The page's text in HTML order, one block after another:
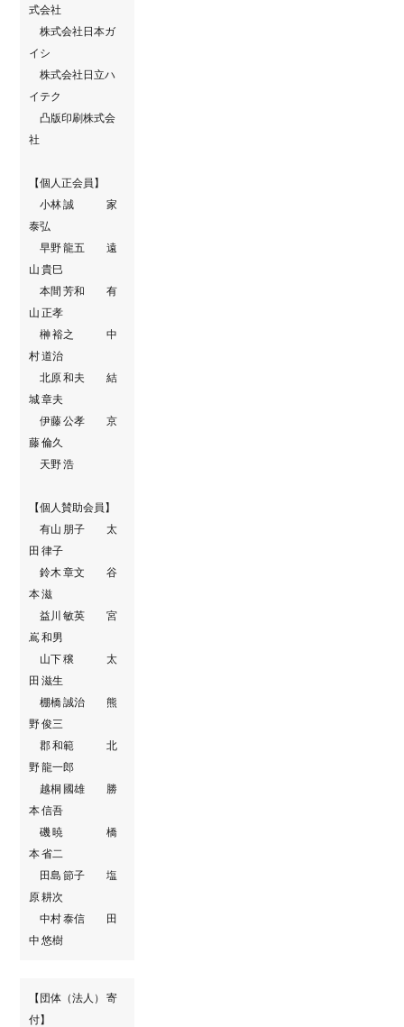
式会社
株式会社日本ガ
イシ
株式会社日立ハ
イテク
凸版印刷株式会
社
【個人正会員】
小林 誠 家
泰弘
早野 龍五 遠
山 貴巳
本間 芳和 有
山 正孝
榊 裕之 中
村 道治
北原 和夫 結
城 章夫
伊藤 公孝 京
藤 倫久
天野 浩
【個人賛助会員】
有山 朋子 太
田 律子
鈴木 章文 谷
本 滋
益川 敏英 宮
嶌 和男
山下 穣 太
田 滋生
棚橋 誠治 熊
野 俊三
郡 和範 北
野 龍一郎
越桐 國雄 勝
本 信吾
磯 暁 橋
本 省二
田島 節子 塩
原 耕次
中村 泰信 田
中 悠樹
【団体（法人） 寄
付】